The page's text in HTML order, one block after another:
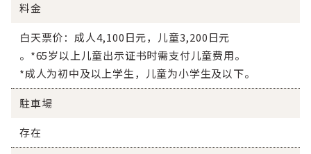
料金
白天票价：成人4,100日元，儿童3,200日元
。*65岁以上儿童出示证书时需支付儿童费用。
*成人为初中及以上学生，儿童为小学生及以下。
駐車場
存在